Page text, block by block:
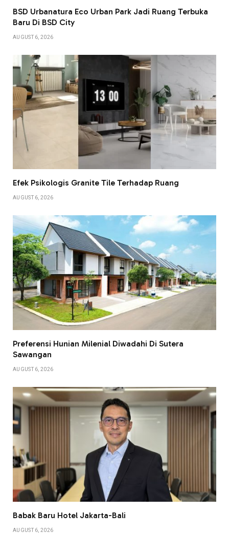
BSD Urbanatura Eco Urban Park Jadi Ruang Terbuka
Baru Di BSD City
AUGUST 6, 2026
Efek Psikologis Granite Tile Terhadap Ruang
AUGUST 6, 2026
Preferensi Hunian Milenial Diwadahi Di Sutera
Sawangan
AUGUST 6, 2026
Babak Baru Hotel Jakarta-Bali
AUGUST 6, 2026